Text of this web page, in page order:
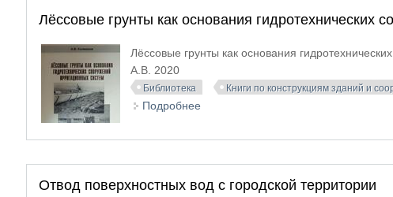
Лёссовые грунты как основания гидротехнических
Лёссовые грунты как основания
A.B. 2020
Библиотека Книги по конструкциям зданий и
Подробнее
Отвод поверхностных вод с городской территории